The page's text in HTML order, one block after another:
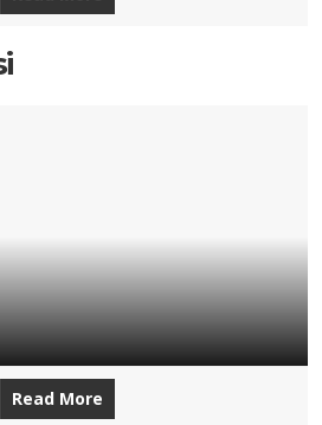
Read More